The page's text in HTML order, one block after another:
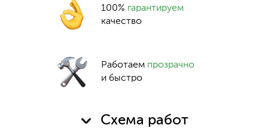
100% гарантируем
качество
Работаем прозрачно
и быстро
Схема работ